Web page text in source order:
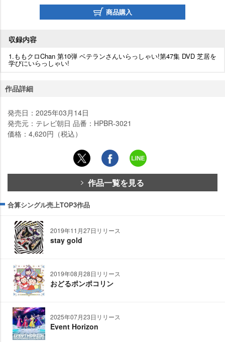
商品購入
収録内容
1.ももクロChan 第10弾 ベテランさんいらっしゃい!第47集 DVD 芝居を
学びにいらっしゃい!
作品詳細
発売日：2025年03月14日
発売元：テレビ朝日 品番：HPBR-3021
価格：4,620円（税込）
作品一覧を見る
合算シングル売上TOP3作品
2019年11月27日リリース
stay gold
2019年08月28日リリース
おどるポンポコリン
2025年07月23日リリース
Event Horizon